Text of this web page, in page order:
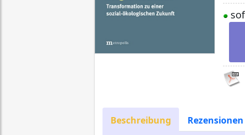
Beschreibung Rezensionen